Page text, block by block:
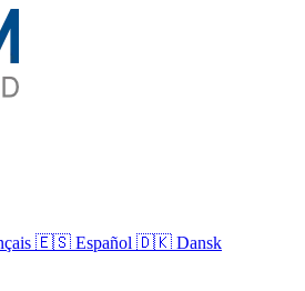
🇪🇸 Español 🇩🇰 Dansk